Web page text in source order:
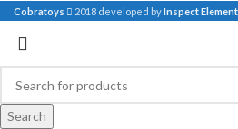
Cobratoys 2018 developed byInspect Element
Search